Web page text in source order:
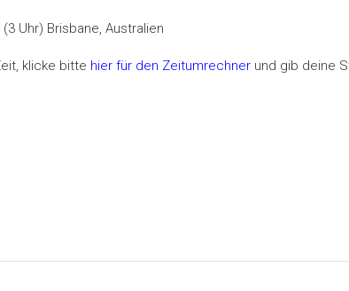
Uhr) Brisbane, Australien
klicke bitte hier für den Zeitumrechner und gib deine